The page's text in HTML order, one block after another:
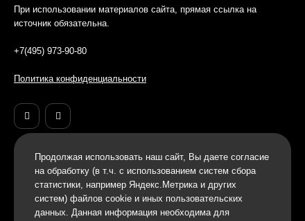
При использовании материалов сайта, прямая ссылка на
источник обязательна.
+7(495) 973-90-80
Политика конфиденциальности
Продолжая использовать наш cайт, Вы даете согласие
на обработку (в т.ч. с использованием систем сбора
статистики, например Яндекс.Метрика и других
систем) файлов cookie и иных пользовательских
данных. Данная информация необходима для